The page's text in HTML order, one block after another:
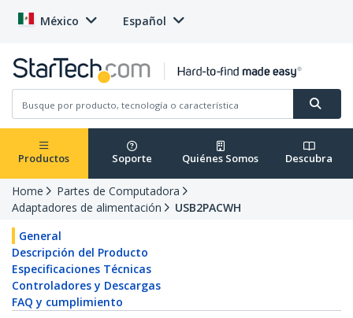
México Español
Productos Soporte Quiénes Somos Descubra
Home
Partes de Computadora
Adaptadores de alimentación
USB2PACWH
General
Descripción del Producto
Especificaciones Técnicas
Controladores y Descargas
FAQ y cumplimiento